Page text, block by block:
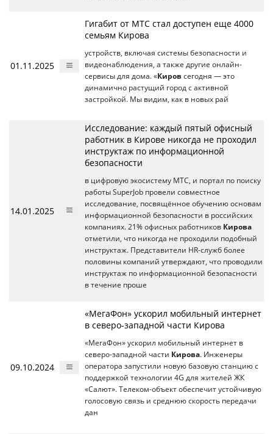
01.11.2025
Гигабит от МТС стал доступен еще 4000
семьям Кирова
устройств, включая системы безопасности и
видеонаблюдения, а также другие онлайн-
сервисы для дома. «Киров сегодня — это
динамично растущий город с активной
застройкой. Мы видим, как в новых рай
14.01.2025
Исследование: каждый пятый офисный
работник в Кирове никогда не проходил
инструктаж по информационной
безопасности
в цифровую экосистему МТС, и портал по поиску
работы SuperJob провели совместное
исследование, посвящённое обучению основам
информационной безопасности в российских
компаниях. 21% офисных работников Кирова
отметили, что никогда не проходили подобный
инструктаж. Представители HR-служб более
половины компаний утверждают, что проводили
инструктаж по информационной безопасности
в течение проше
09.10.2024
«МегаФон» ускорил мобильный интернет
в северо-западной части Кирова
«МегаФон» ускорил мобильный интернет в
северо-западной части Кирова. Инженеры
оператора запустили новую базовую станцию с
поддержкой технологии 4G для жителей ЖК
«Салют». Телеком-объект обеспечит устойчивую
голосовую связь и среднюю скорость передачи
дан